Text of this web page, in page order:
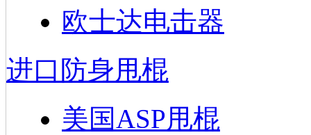
欧士达电击器
进口防身甩棍
美国ASP甩棍